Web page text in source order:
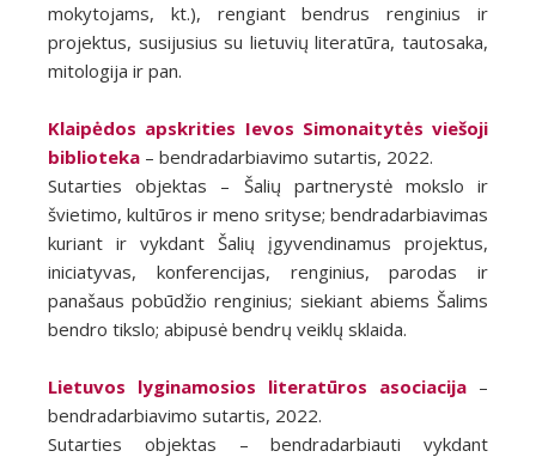
mokytojams, kt.), rengiant bendrus renginius ir
projektus, susijusius su lietuvių literatūra, tautosaka,
mitologija ir pan.
Klaipėdos apskrities Ievos Simonaitytės viešoji
biblioteka – bendradarbiavimo sutartis, 2022.
Sutarties objektas – Šalių partnerystė mokslo ir
švietimo, kultūros ir meno srityse; bendradarbiavimas
kuriant ir vykdant Šalių įgyvendinamus projektus,
iniciatyvas, konferencijas, renginius, parodas ir
panašaus pobūdžio renginius; siekiant abiems Šalims
bendro tikslo; abipusė bendrų veiklų sklaida.
Lietuvos lyginamosios literatūros asociacija –
bendradarbiavimo sutartis, 2022.
Sutarties objektas – bendradarbiauti vykdant